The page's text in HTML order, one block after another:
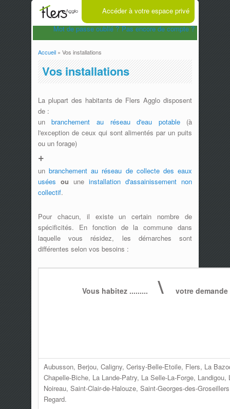
Accéder à votre espace privé
Pas encore de compte ?
Mot de passe oublié ?
Vous êtes ici
Accueil» Vos installations
Vos installations
La plupart des habitants de Flers Agglo disposent
de :
unbranchement au réseau d'eau potable(à
l'exception de ceux qui sont alimentés par un puits
ou un forage)
+
un branchement au réseau de collecte des eaux
usées ou uneinstallation d'assainissement non
collectif.
Pour chacun, il existe un certain nombre de
spécificités. En fonction de la commune dans
laquelle vous résidez, les démarches sont
différentes selon vos besoins :
Vous habitez ......... \votre demande
Aubusson, Berjou, Caligny, Cerisy-Belle-Etoile, Flers, La
Chapelle-Biche, La Lande-Patry, La Selle-La-Forge,
Noireau, Saint-Clair-de-Halouze, Saint-Georges-des-
Regard.